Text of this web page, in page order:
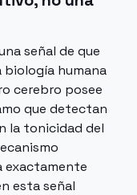
señal de que
biología humana
cerebro posee
que detectan
la tonicidad del
exactamente
esta señal